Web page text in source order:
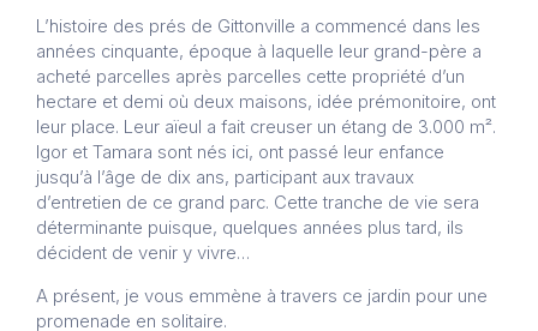
L’histoire des prés de Gittonville a commencé dans les
années cinquante, époque à laquelle leur grand-père a
acheté parcelles après parcelles cette propriété d’un
hectare et demi où deux maisons, idée prémonitoire, ont
leur place. Leur aïeul a fait creuser un étang de 3.000 m².
Igor et Tamara sont nés ici, ont passé leur enfance
jusqu’à l’âge de dix ans, participant aux travaux
d’entretien de ce grand parc. Cette tranche de vie sera
déterminante puisque, quelques années plus tard, ils
décident de venir y vivre…
A présent, je vous emmène à travers ce jardin pour une
promenade en solitaire.